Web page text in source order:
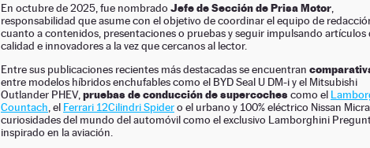
En octubre de 2025, fue nombradoJefe de Sección de Prisa Motor
responsabilidad que asume con el objetivo de coordinar el equipo de
cuanto a contenidos, presentaciones o pruebas y seguir impulsando artículos
calidad e innovadores a la vez que cercanos al lector.
Entre sus publicaciones recientes más destacadas se encuentran
entre modelos híbridos enchufables como el BYD Seal U DM-i y el Mitsubishi
Outlander PHEV, pruebas de conducción de supercochescomo el
Countach , el Ferrari 12Cilindri Spidero el urbano y 100% eléctrico Nissan
curiosidades del mundo del automóvil como el exclusivo Lamborghini
inspirado en la aviación.